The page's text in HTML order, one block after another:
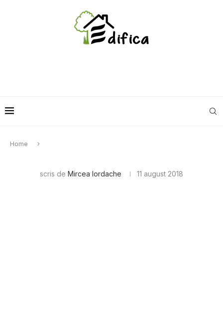
Home
scris de Mircea Iordache 11 august 2018